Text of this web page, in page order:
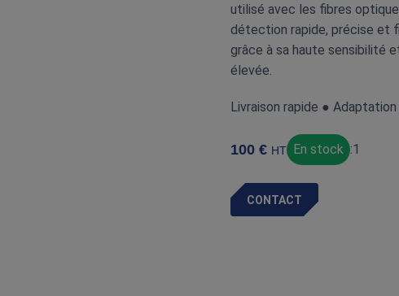
utilisé avec les fibres
détection rapide, précise et
grâce à sa haute sensibilité
élevée.
Livraison rapide ●
100 € HT En stock :1
CONTACT